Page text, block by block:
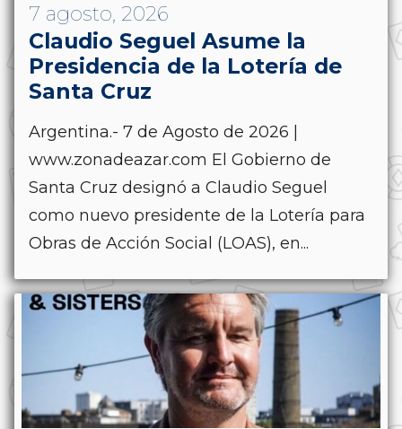
7 agosto, 2026
Claudio Seguel Asume la
Presidencia de la Lotería de
Santa Cruz
Argentina.- 7 de Agosto de 2026 |
www.zonadeazar.com El Gobierno de
Santa Cruz designó a Claudio Seguel
como nuevo presidente de la Lotería para
Obras de Acción Social (LOAS), en...